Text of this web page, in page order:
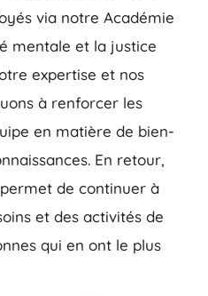
via notre Académie
mentale et la justice
expertise et nos
à renforcer les
en matière de bien-
En retour,
de continuer à
et des activités de
qui en ont le plus